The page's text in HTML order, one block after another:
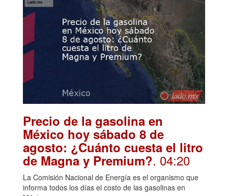
Precio de la gasolina en
México hoy sábado 8 de
agosto: ¿Cuánto cuesta el litro
de Magna y Premium?. 04:20
La Comisión Nacional de Energía es el organismo que
informa todos los días el costo de las gasolinas en